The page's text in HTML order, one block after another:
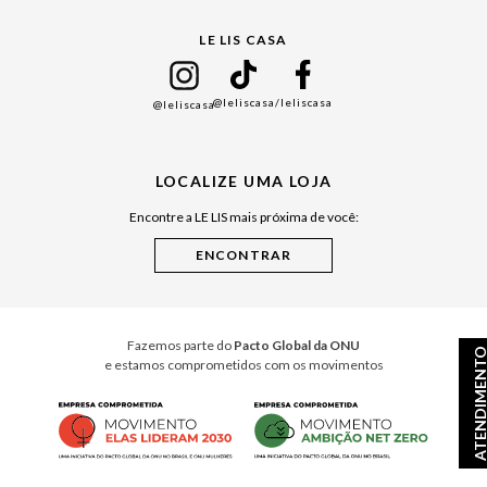
Cuidados Casa
LE LIS CASA
@leliscasa@leliscasa/leliscasa
LOCALIZE UMA LOJA
Encontre a LE LIS mais próxima de você:
Fazemos parte do Pacto Global da ONU
e estamos comprometidos com os movimentos